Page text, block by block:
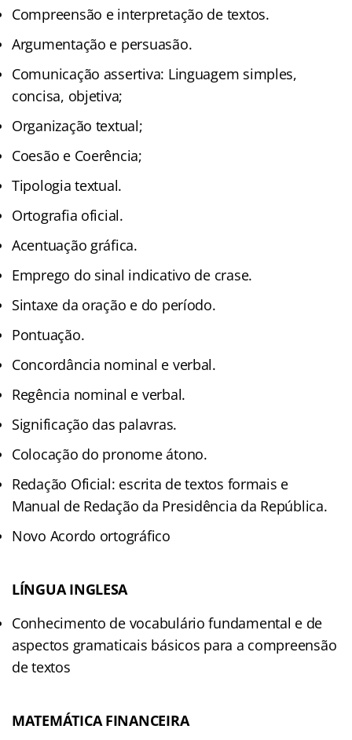
Compreensão e interpretação de textos.
Argumentação e persuasão.
Comunicação assertiva: Linguagem simples,
concisa, objetiva;
Organização textual;
Coesão e Coerência;
Tipologia textual.
Ortografia oficial.
Acentuação gráfica.
Emprego do sinal indicativo de crase.
Sintaxe da oração e do período.
Pontuação.
Concordância nominal e verbal.
Regência nominal e verbal.
Significação das palavras.
Colocação do pronome átono.
Redação Oficial: escrita de textos formais e
Manual de Redação da Presidência da República.
Novo Acordo ortográfico
LÍNGUA INGLESA
Conhecimento de vocabulário fundamental e de
aspectos gramaticais básicos para a compreensão
de textos
MATEMÁTICA FINANCEIRA